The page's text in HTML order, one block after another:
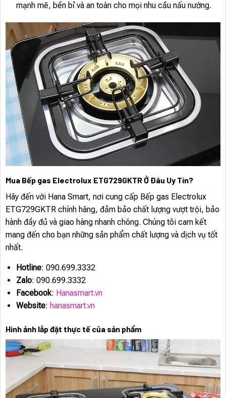
mạnh mẽ, bền bỉ và an toàn cho mọi nhu cầu nấu nướng.
Mua Bếp gas Electrolux ETG729GKTR Ở Đâu Uy Tín?
Hãy đến với Hana Smart, nơi cung cấp Bếp gas Electrolux
ETG729GKTR chính hãng, đảm bảo chất lượng vượt trội, bảo
hành đầy đủ và giao hàng nhanh chóng. Chúng tôi cam kết
mang đến cho bạn những sản phẩm chất lượng và dịch vụ tốt
nhất.
Hotline: 090.699.3332
Zalo: 090.699.3332
Facebook: Hanasmart.vn
Website: hanasmart.vn
Hình ảnh lắp đặt thực tế của sản phẩm